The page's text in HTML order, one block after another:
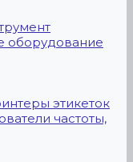
оборудование
этикеток
частоты,